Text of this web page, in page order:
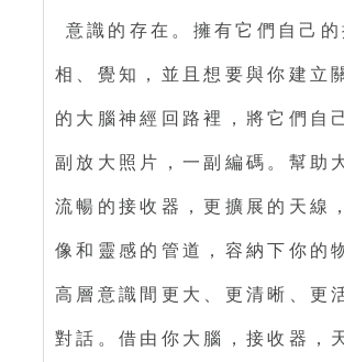
意識的存在。擁有它們自己的
相、覺知，並且想要與你建立
的大腦神經回路裡，將它們自
副放大照片，一副編碼。幫助
流暢的接收器，更擴展的天線
像和靈感的管道，容納下你的
高層意識間更大、更清晰、更
對話。借由你大腦，接收器，